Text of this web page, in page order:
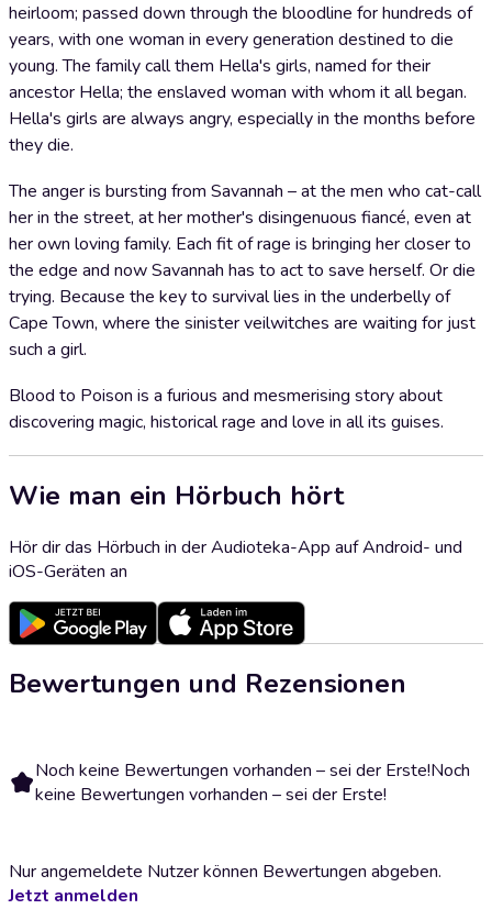
heirloom; passed down through the bloodline for hundreds of
years, with one woman in every generation destined to die
young. The family call them Hella's girls, named for their
ancestor Hella; the enslaved woman with whom it all began.
Hella's girls are always angry, especially in the months before
they die.
The anger is bursting from Savannah – at the men who cat-call
her in the street, at her mother's disingenuous fiancé, even at
her own loving family. Each fit of rage is bringing her closer to
the edge and now Savannah has to act to save herself. Or die
trying. Because the key to survival lies in the underbelly of
Cape Town, where the sinister veilwitches are waiting for just
such a girl.
Blood to Poison is a furious and mesmerising story about
discovering magic, historical rage and love in all its guises.
Wie man ein Hörbuch hört
Hör dir das Hörbuch in der Audioteka-App auf Android- und
iOS-Geräten an
Bewertungen und Rezensionen
Noch keine Bewertungen vorhanden – sei der Erste!Noch
keine Bewertungen vorhanden – sei der Erste!
Nur angemeldete Nutzer können Bewertungen abgeben.
Jetzt anmelden